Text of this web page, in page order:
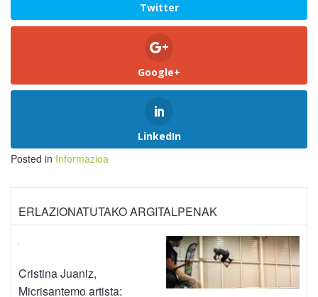
Twitter
Google+
LinkedIn
Posted in Informazioa
ERLAZIONATUTAKO ARGITALPENAK
Cristina Juaniz,
Micrisantemo artista: